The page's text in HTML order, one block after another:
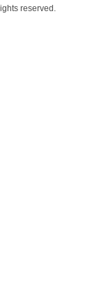
reserved.